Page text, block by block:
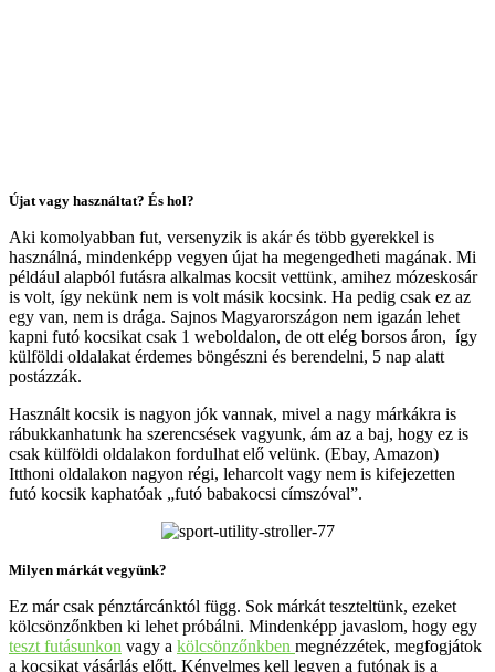
Újat vagy használtat? És hol?
Aki komolyabban fut, versenyzik is akár és több gyerekkel is
használná, mindenképp vegyen újat ha megengedheti magának. Mi
például alapból futásra alkalmas kocsit vettünk, amihez mózeskosár
is volt, így nekünk nem is volt másik kocsink. Ha pedig csak ez az
egy van, nem is drága. Sajnos Magyarországon nem igazán lehet
kapni futó kocsikat csak 1 weboldalon, de ott elég borsos áron, így
külföldi oldalakat érdemes böngészni és berendelni, 5 nap alatt
postázzák.
Használt kocsik is nagyon jók vannak, mivel a nagy márkákra is
rábukkanhatunk ha szerencsések vagyunk, ám az a baj, hogy ez is
csak külföldi oldalakon fordulhat elő velünk. (Ebay, Amazon)
Itthoni oldalakon nagyon régi, leharcolt vagy nem is kifejezetten
futó kocsik kaphatóak „futó babakocsi címszóval”.
Milyen márkát vegyünk?
Ez már csak pénztárcánktól függ. Sok márkát teszteltünk, ezeket
kölcsönzőnkben ki lehet próbálni. Mindenképp javaslom, hogy egy
teszt futásunkon vagy a kölcsönzőnkben megnézzétek, megfogjátok
a kocsikat vásárlás előtt. Kényelmes kell legyen a futónak is a